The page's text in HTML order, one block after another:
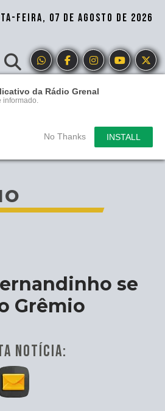
da Rádio Grenal
informado.
No Thanks INSTALL
FEIRA, 07 DE AGOSTO DE 2026
se
Grêmio
NOTÍCIA: